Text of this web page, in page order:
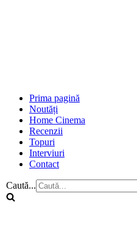
Prima pagină
Noutăți
Home Cinema
Recenzii
Topuri
Interviuri
Contact
Caută...